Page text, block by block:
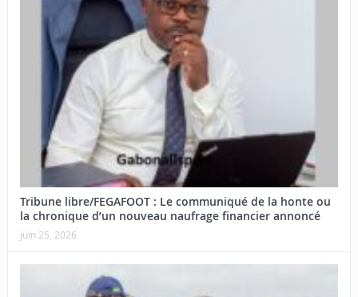
Tribune libre/FEGAFOOT : Le communiqué de la honte ou
la chronique d’un nouveau naufrage financier annoncé
juin 25, 2026